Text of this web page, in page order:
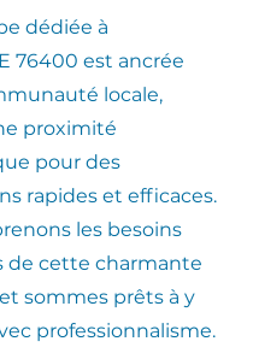
dédiée à
76400 est ancrée
locale,
proximité
pour des
rapides et efficaces.
les besoins
de cette charmante
sommes prêts à y
professionnalisme.